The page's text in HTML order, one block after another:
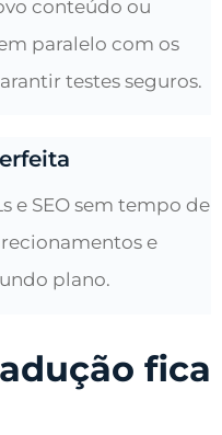
conteúdo ou
paralelo com os
testes seguros.
e SEO sem tempo de
e
plano.
fica